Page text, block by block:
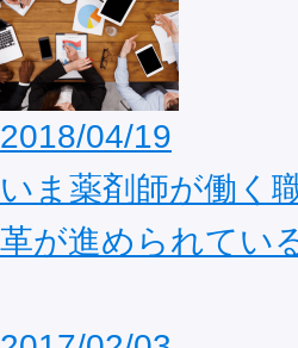
2018/04/19
いま薬剤師が働く
革が進められてい